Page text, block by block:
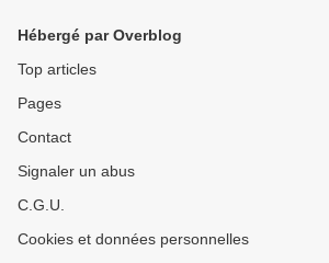
Hébergé par Overblog
Top articles
Pages
Contact
Signaler un abus
C.G.U.
Cookies et données personnelles